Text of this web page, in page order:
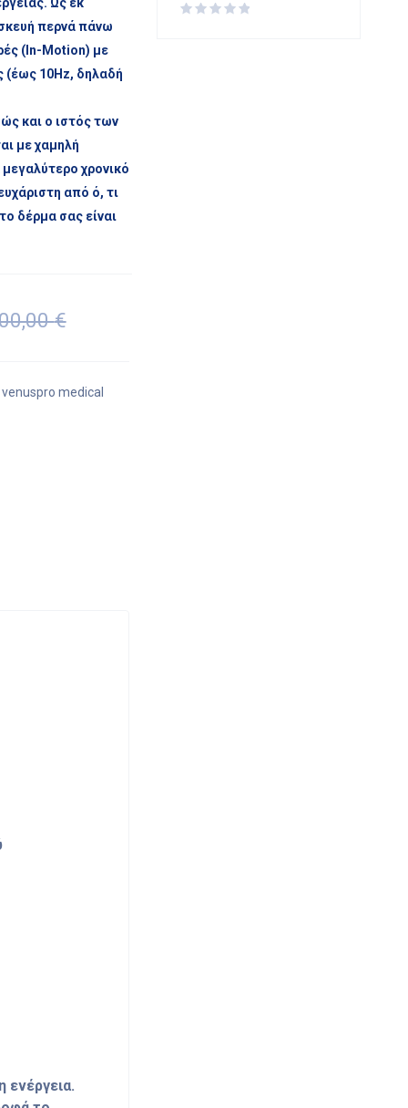
περνά πάνω
(In-Motion) με
(έως 10Hz, δηλαδή
και ο ιστός των
με χαμηλή
χρονικό
από ό, τι
δέρμα σας είναι
€
venuspro medical
ενέργεια.